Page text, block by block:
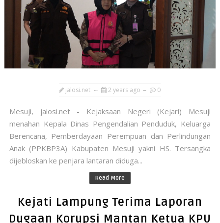
jalosi.net 2 years ago 0
Mesuji, jalosi.net - Kejaksaan Negeri (Kejari) Mesuji
menahan Kepala Dinas Pengendalian Penduduk, Keluarga
Berencana, Pemberdayaan Perempuan dan Perlindungan
Anak (PPKBP3A) Kabupaten Mesuji yakni HS. Tersangka
dijebloskan ke penjara lantaran diduga...
Read More
Kejati Lampung Terima Laporan
Dugaan Korupsi Mantan Ketua KPU